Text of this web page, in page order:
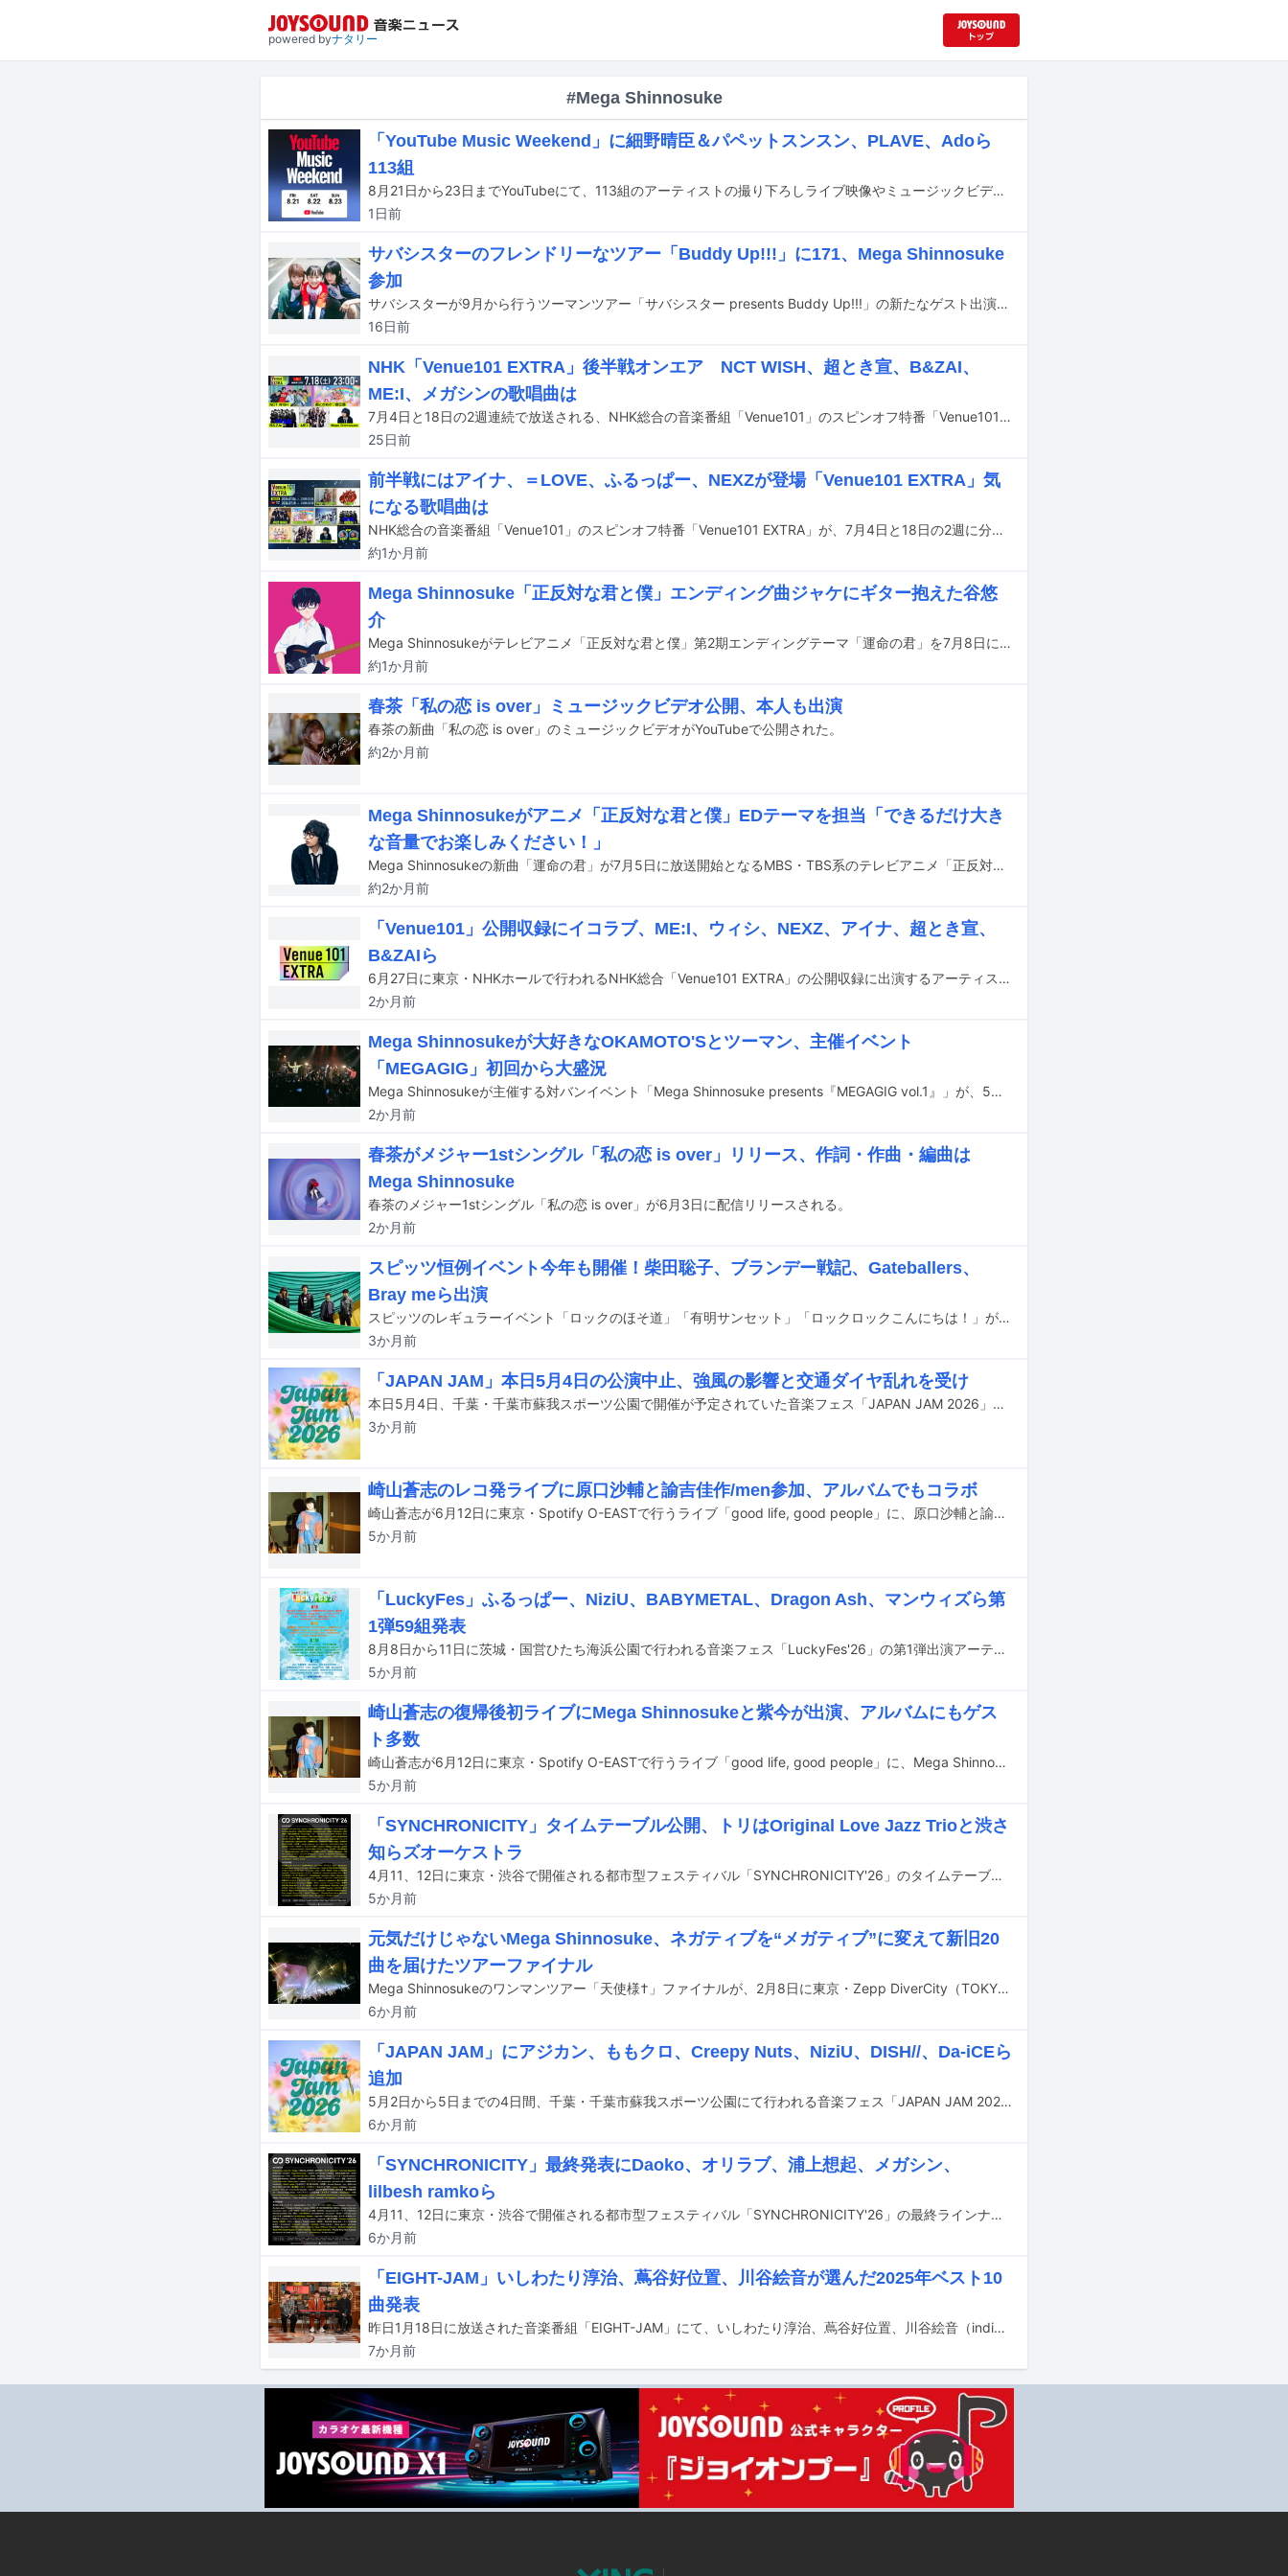
powered byナタリー
#Mega Shinnosuke
「YouTube Music Weekend」に細野晴臣＆パペットスンスン、PLAVE、Adoら
113組
8月21日から23日までYouTubeにて、113組のアーティストの撮り下ろしライブ映像やミュージックビデオなどを一気にライブ配信またはプレミア公開するイベント「YouTube Music Weekend 12.0」が開催される。
1日前
サバシスターのフレンドリーなツアー「Buddy Up!!!」に171、Mega Shinnosuke
参加
サバシスターが9月から行うツーマンツアー「サバシスター presents Buddy Up!!!」の新たなゲスト出演者が発表された。
16日前
NHK「Venue101 EXTRA」後半戦オンエア NCT WISH、超とき宣、B&ZAI、
ME:I、メガシンの歌唱曲は
7月4日と18日の2週連続で放送される、NHK総合の音楽番組「Venue101」のスピンオフ特番「Venue101 EXTRA」。このうち18日放送回の詳細が発表された。
25日前
前半戦にはアイナ、＝LOVE、ふるっぱー、NEXZが登場「Venue101 EXTRA」気
になる歌唱曲は
NHK総合の音楽番組「Venue101」のスピンオフ特番「Venue101 EXTRA」が、7月4日と18日の2週に分けて放送される。
約1か月前
Mega Shinnosuke「正反対な君と僕」エンディング曲ジャケにギター抱えた谷悠
介
Mega Shinnosukeがテレビアニメ「正反対な君と僕」第2期エンディングテーマ「運命の君」を7月8日に配信リリース。本作のジャケット写真が公開された。
約1か月前
春茶「私の恋 is over」ミュージックビデオ公開、本人も出演
春茶の新曲「私の恋 is over」のミュージックビデオがYouTubeで公開された。
約2か月前
Mega Shinnosukeがアニメ「正反対な君と僕」EDテーマを担当「できるだけ大き
な音量でお楽しみください！」
Mega Shinnosukeの新曲「運命の君」が7月5日に放送開始となるMBS・TBS系のテレビアニメ「正反対な君と僕」第2期のエンディングテーマに決定した。
約2か月前
「Venue101」公開収録にイコラブ、ME:I、ウィシ、NEXZ、アイナ、超とき宣、
B&ZAIら
6月27日に東京・NHKホールで行われるNHK総合「Venue101 EXTRA」の公開収録に出演するアーティストが発表された。
2か月前
Mega Shinnosukeが大好きなOKAMOTO'Sとツーマン、主催イベント
「MEGAGIG」初回から大盛況
Mega Shinnosukeが主催する対バンイベント「Mega Shinnosuke presents『MEGAGIG vol.1』」が、5月22日に東京・LIQUIDROOMで開催された。
2か月前
春茶がメジャー1stシングル「私の恋 is over」リリース、作詞・作曲・編曲は
Mega Shinnosuke
春茶のメジャー1stシングル「私の恋 is over」が6月3日に配信リリースされる。
2か月前
スピッツ恒例イベント今年も開催！柴田聡子、ブランデー戦記、Gateballers、
Bray meら出演
スピッツのレギュラーイベント「ロックのほそ道」「有明サンセット」「ロックロックこんにちは！」が今年も開催されることが発表された。
3か月前
「JAPAN JAM」本日5月4日の公演中止、強風の影響と交通ダイヤ乱れを受け
本日5月4日、千葉・千葉市蘇我スポーツ公園で開催が予定されていた音楽フェス「JAPAN JAM 2026」3日目の中止が発表された。
3か月前
崎山蒼志のレコ発ライブに原口沙輔と諭吉佳作/men参加、アルバムでもコラボ
崎山蒼志が6月12日に東京・Spotify O-EASTで行うライブ「good life, good people」に、原口沙輔と諭吉佳作/menがゲスト出演する。
5か月前
「LuckyFes」ふるっぱー、NiziU、BABYMETAL、Dragon Ash、マンウィズら第
1弾59組発表
8月8日から11日に茨城・国営ひたち海浜公園で行われる音楽フェス「LuckyFes'26」の第1弾出演アーティストが発表された。
5か月前
崎山蒼志の復帰後初ライブにMega Shinnosukeと紫今が出演、アルバムにもゲス
ト多数
崎山蒼志が6月12日に東京・Spotify O-EASTで行うライブ「good life, good people」に、Mega Shinnosukeと紫今がスペシャルゲストとして出演することが決定した。
5か月前
「SYNCHRONICITY」タイムテーブル公開、トリはOriginal Love Jazz Trioと渋さ
知らズオーケストラ
4月11、12日に東京・渋谷で開催される都市型フェスティバル「SYNCHRONICITY'26」のタイムテーブルが発表された。
5か月前
元気だけじゃないMega Shinnosuke、ネガティブを“メガティブ”に変えて新旧20
曲を届けたツアーファイナル
Mega Shinnosukeのワンマンツアー「天使様†」ファイナルが、2月8日に東京・Zepp DiverCity（TOKYO）で開催された。
6か月前
「JAPAN JAM」にアジカン、ももクロ、Creepy Nuts、NiziU、DISH//、Da-iCEら
追加
5月2日から5日までの4日間、千葉・千葉市蘇我スポーツ公園にて行われる音楽フェス「JAPAN JAM 2026」の出演アーティスト第2弾が発表された。
6か月前
「SYNCHRONICITY」最終発表にDaoko、オリラブ、浦上想起、メガシン、
lilbesh ramkoら
4月11、12日に東京・渋谷で開催される都市型フェスティバル「SYNCHRONICITY'26」の最終ラインナップが発表された。
6か月前
「EIGHT-JAM」いしわたり淳治、蔦谷好位置、川谷絵音が選んだ2025年ベスト10
曲発表
昨日1月18日に放送された音楽番組「EIGHT-JAM」にて、いしわたり淳治、蔦谷好位置、川谷絵音（indigo la End、ゲスの極み乙女、ジェニーハイ、ichikoro、礼賛）が選んだ「2025年のマイベスト10」が発表された。
7か月前